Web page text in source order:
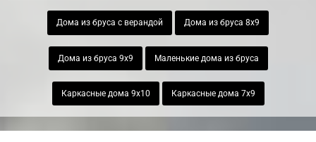
Дома из бруса с верандой Дома из бруса 8х9
Дома из бруса 9х9 Маленькие дома из бруса
Каркасные дома 9х10 Каркасные дома 7х9